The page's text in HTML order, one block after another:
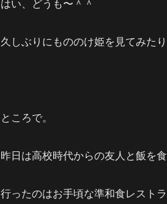
はい、どうも〜＾＾
久しぶりにもののけ姫を見てみた
ところで。
昨日は高校時代からの友人と飯を食
行ったのはお手頃な準和食レストラ